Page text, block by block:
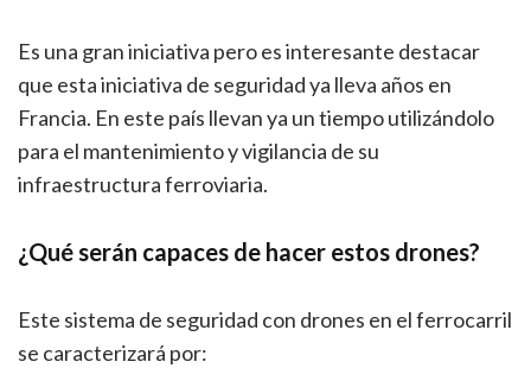
Es una gran iniciativa pero es interesante destacar
que esta iniciativa de seguridad ya lleva años en
Francia. En este país llevan ya un tiempo utilizándolo
para el mantenimiento y vigilancia de su
infraestructura ferroviaria.
¿Qué serán capaces de hacer estos drones?
Este sistema de seguridad con drones en el ferrocarril
se caracterizará por: